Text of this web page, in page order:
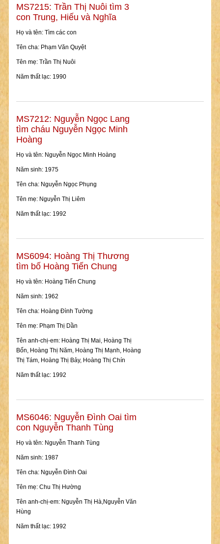
MS7215: Trần Thị Nuôi tìm 3
con Trung, Hiếu và Nghĩa
Họ và tên: Tìm các con
Tên cha: Phạm Văn Quyệt
Tên mẹ: Trần Thị Nuôi
Năm thất lạc: 1990
MS7212: Nguyễn Ngọc Lang
tìm cháu Nguyễn Ngọc Minh
Hoàng
Họ và tên: Nguyễn Ngọc Minh Hoàng
Năm sinh: 1975
Tên cha: Nguyễn Ngọc Phụng
Tên mẹ: Nguyễn Thị Liêm
Năm thất lạc: 1992
MS6094: Hoàng Thị Thương
tìm bố Hoàng Tiến Chung
Họ và tên: Hoàng Tiến Chung
Năm sinh: 1962
Tên cha: Hoàng Đình Tường
Tên mẹ: Phạm Thị Dần
Tên anh-chị-em: Hoàng Thị Mai, Hoàng Thị
Bốn, Hoàng Thị Năm, Hoàng Thị Mạnh, Hoàng
Thị Tám, Hoàng Thị Bảy, Hoàng Thị Chín
Năm thất lạc: 1992
MS6046: Nguyễn Đình Oai tìm
con Nguyễn Thanh Tùng
Họ và tên: Nguyễn Thanh Tùng
Năm sinh: 1987
Tên cha: Nguyễn Đình Oai
Tên mẹ: Chu Thị Hường
Tên anh-chị-em: Nguyễn Thị Hà,Nguyễn Văn
Hùng
Năm thất lạc: 1992